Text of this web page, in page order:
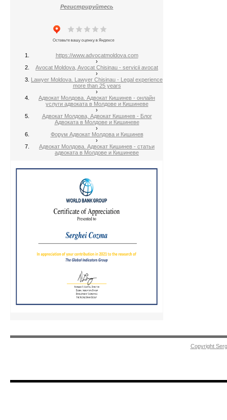
Регистрируйтесь
https://www.advocatmoldova.com
›
Avocat Moldova, Avocat Chisinau - servicii avocat
›
Lawyer Moldova. Lawyer Chisinau - Legal experience
more than 25 years
›
Адвокат Молдова. Адвокат Кишинев - онлайн
услуги адвоката в Молдове и Кишиневе
›
Адвокат Молдова, Адвокат Кишинев - Блог
Адвоката в Молдове и Кишиневе
›
Форум Адвокат Молдова и Кишинев
›
Адвокат Молдова. Адвокат Кишинев - статьи
адвоката в Молдове и Кишиневе
Copyright